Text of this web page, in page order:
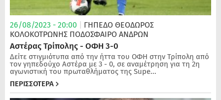
26/08/2023 - 20:00
ΓΗΠΕΔΟ ΘΕΟΔΩΡΟΣ
ΚΟΛΟΚΟΤΡΩΝΗΣ ΠΟΔΌΣΦΑΙΡΟ ΑΝΔΡΏΝ
Αστέρας Τρίπολης - ΟΦΗ 3-0
Δείτε στιγμιότυπα από την ήττα του ΟΦΗ στην Τρίπολη από
τον γηπεδούχο Αστέρα με 3 - 0, σε αναμέτρηση για τη 2η
αγωνιστική του πρωταθλήματος της Supe...
ΠΕΡΙΣΣΟΤΕΡΑ